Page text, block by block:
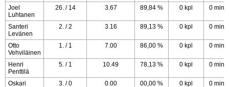
Joel
Luhtanen
26. / 14 3.67 89,84 % 0 kpl 0 min
Santeri
Levänen
2. / 2 3.16 89,13 % 0 kpl 0 min
Otto
Vehviläinen
1. / 1 7.00 86,00 % 0 kpl 0 min
Henri
Penttilä
5. / 1 10.49 78,13 % 0 kpl 0 min
Oskari
3. / 0 0.00 00,00 % 0 kpl 0 min